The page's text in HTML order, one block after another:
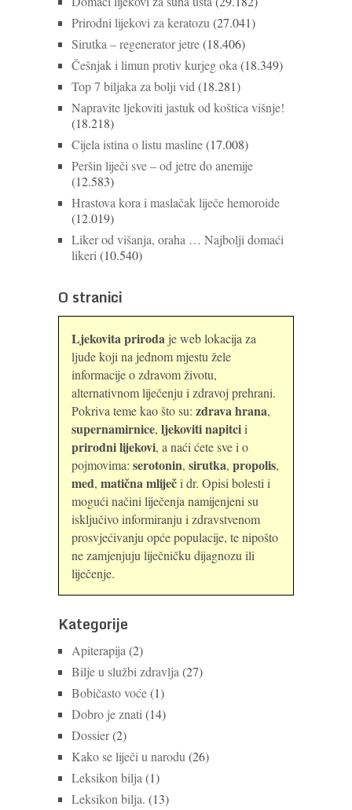
Prirodni lijekovi za keratozu (27.041)
Sirutka – regenerator jetre(18.406)
Češnjak i limun protiv kurjeg oka (18.349)
Top 7 biljaka za bolji vid (18.281)
Napravite ljekoviti jastuk od koštica višnje!
(18.218)
Cijela istina o listu masline(17.008)
Peršin liječi sve – od jetre do anemije
(12.583)
Hrastova kora i maslačak liječe hemoroide
(12.019)
Liker od višanja, oraha … Najbolji domaći
likeri (10.540)
O stranici
Ljekovita priroda je web lokacija za
ljude koji na jednom mjestu žele
informacije o zdravom životu,
alternativnom liječenju i zdravoj prehrani.
Pokriva teme kao što su: zdrava hrana,
supernamirnice, ljekoviti napitcii
prirodni lijekovi, a naći ćete sve i o
pojmovima: serotonin, sirutka, propolis,
med, matična mliječi dr. Opisi bolesti i
mogući načini liječenja namijenjeni su
isključivo informiranju i zdravstvenom
prosvjećivanju opće populacije, te nipošto
ne zamjenjuju liječničku dijagnozu ili
liječenje.
Kategorije
Apiterapija (2)
Bilje u službi zdravlja (27)
Bobičasto voće(1)
Dobro je znati (14)
Dossier(2)
Kako se liječi u narodu (26)
Leksikon bilja (1)
Leksikon bilja. (13)